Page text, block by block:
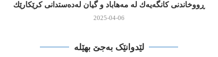
ڕووخاندنی كانگه‌یه‌ك له‌ مه‌هاباد و گیان له‌ده‌ستدانی كرێكارێك
2025-04-06
لێدوانێک بەجێ بهێلە